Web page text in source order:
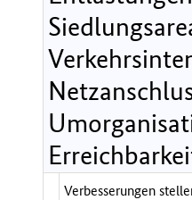
Verbesserungen